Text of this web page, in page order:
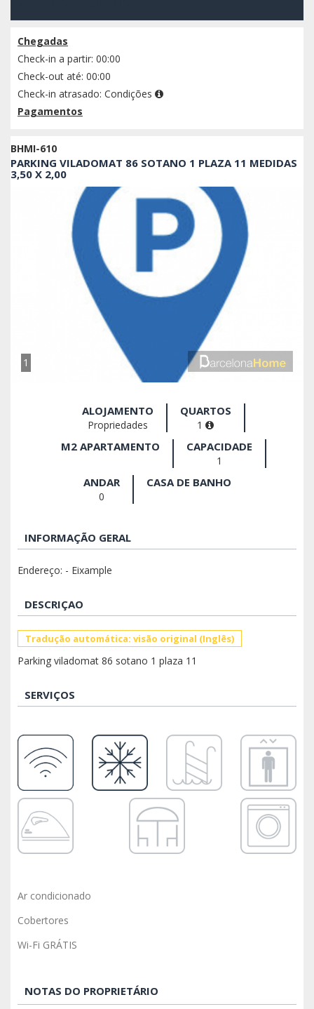
Chegadas
Check-in a partir: 00:00
Check-out até: 00:00
Check-in atrasado: Condições
Pagamentos
BHMI-610
PARKING VILADOMAT 86 SOTANO 1 PLAZA 11 MEDIDAS
3,50 X 2,00
1
ALOJAMENTO
Propriedades
QUARTOS
1
M2 APARTAMENTO CAPACIDADE
1
ANDAR
0
CASA DE BANHO
INFORMAÇÃO GERAL
Endereço: - Eixample
DESCRIÇAO
Tradução automática: visão original (Inglês)
Parking viladomat 86 sotano 1 plaza 11
SERVIÇOS
Ar condicionado
Cobertores
Wi-Fi GRÁTIS
NOTAS DO PROPRIETÁRIO